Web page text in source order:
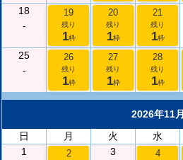
18
-
19
残り
1枠
20
残り
1枠
21
残り
1枠
25
-
26
残り
1枠
27
残り
1枠
28
残り
1枠
2026年11月
日
月 火 水
1
2 3 4